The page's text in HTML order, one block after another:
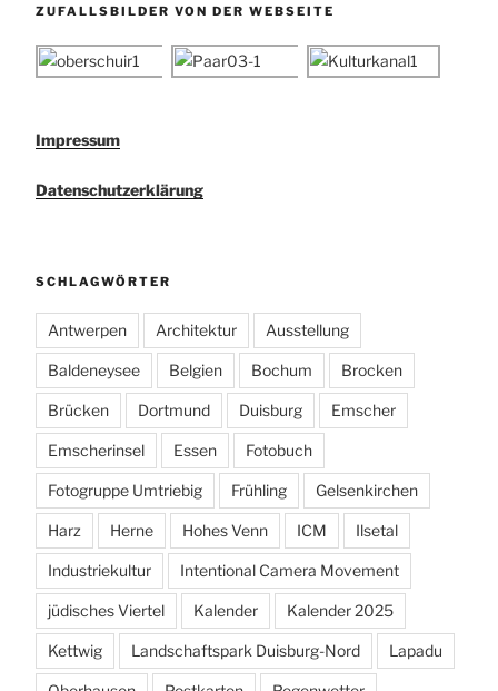
ZUFALLSBILDER VON DER WEBSEITE
Impressum
Datenschutzerklärung
SCHLAGWÖRTER
Antwerpen Architektur Ausstellung
Baldeneysee Belgien Bochum Brocken
Brücken Dortmund Duisburg Emscher
Emscherinsel Essen Fotobuch
Fotogruppe Umtriebig Frühling Gelsenkirchen
Harz Herne Hohes Venn ICM Ilsetal
Industriekultur Intentional Camera Movement
jüdisches Viertel Kalender Kalender 2025
Kettwig Landschaftspark Duisburg-Nord Lapadu